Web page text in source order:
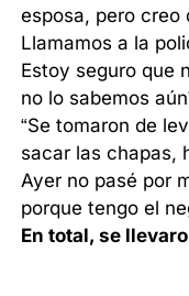
esposa, pero creo
Llamamos a la
Estoy seguro que
no lo sabemos
“Se tomaron de
sacar las chapas,
Ayer no pasé por
porque tengo el
En total, se